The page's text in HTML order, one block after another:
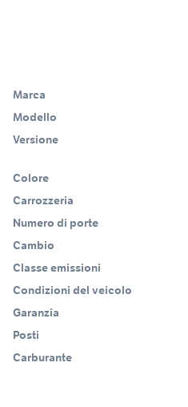
Marca
Modello
Versione
Colore
Carrozzeria
Numero di porte
Cambio
Classe emissioni
Condizioni del veicolo
Garanzia
Posti
Carburante